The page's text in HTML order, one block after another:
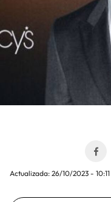
Actualizada: 26/10/2023 - 10:11